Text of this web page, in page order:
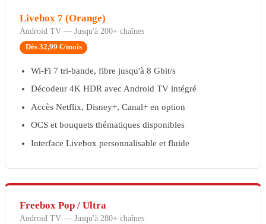
Livebox 7 (Orange)
Android TV — Jusqu'à 200+ chaînes
Dès 32,99 €/mois
Wi-Fi 7 tri-bande, fibre jusqu'à 8 Gbit/s
Décodeur 4K HDR avec Android TV intégré
Accès Netflix, Disney+, Canal+ en option
OCS et bouquets thématiques disponibles
Interface Livebox personnalisable et fluide
Freebox Pop / Ultra
Android TV — Jusqu'à 280+ chaînes